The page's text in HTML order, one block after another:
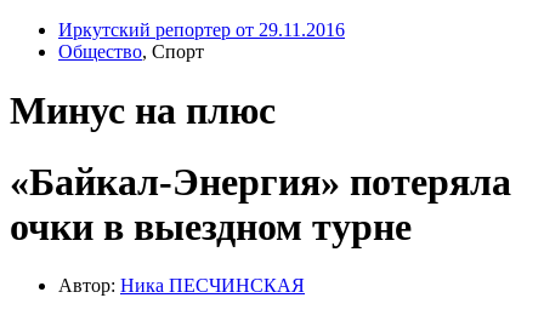
Иркутский репортер от 29.11.2016
Общество, Спорт
Минус на плюс
«Байкал-Энергия» потеряла
очки в выездном турне
Автор: Ника ПЕСЧИНСКАЯ